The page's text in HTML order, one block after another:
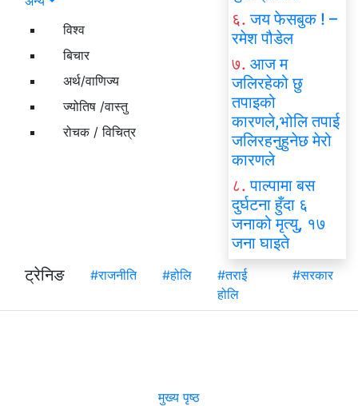
विश्व
बिचार
अर्थ/वाणिज्य
ज्योतिष /वास्तु
रोचक / विचित्र
६. जय फेसबुक ! –
रमेश पौडेल
७. आज म
जलिरहेको छु
तपाइको
कारणले,भोलि तपाई
जलिरहनुहुनेछ मेरो
कारणले
८. पाल्पामा बस
दुर्घटना हुँदा ६
जनाको मृत्यु, १७
जना घाइते
ट्रेनिङ
#राजनीति #होलि
#तराई
होलि
#सरकार
मुख्य पृष्ठ